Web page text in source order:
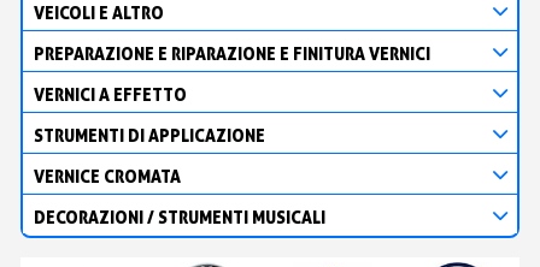
VEICOLI E ALTRO
PREPARAZIONE E RIPARAZIONE E FINITURA VERNICI
VERNICI A EFFETTO
STRUMENTI DI APPLICAZIONE
VERNICE CROMATA
DECORAZIONI / STRUMENTI MUSICALI